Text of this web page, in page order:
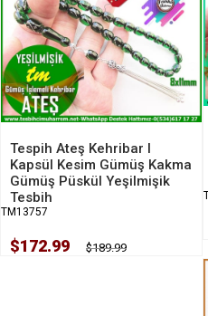
Tespih Ateş Kehribar l
Kapsül Kesim Gümüş Kakma
Gümüş Püskül Yeşilmişik
Tesbih
TM13757
$172.99 $189.99